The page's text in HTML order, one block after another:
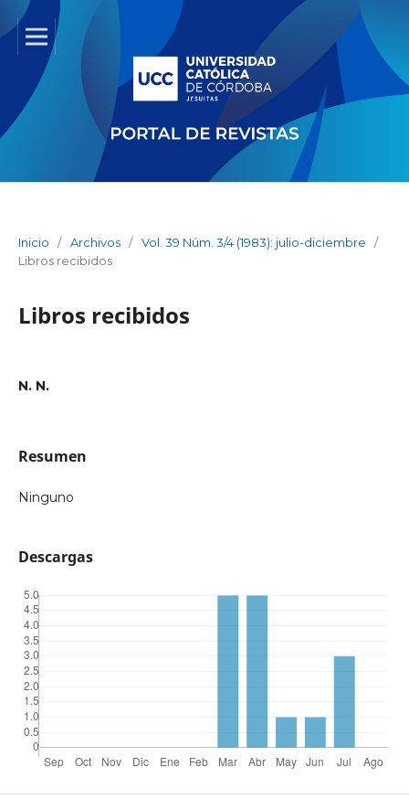
Inicio / Archivos / Vol. 39 Núm. 3/4 (1983): julio-diciembre
/
Libros recibidos
Libros recibidos
N. N.
Resumen
Ninguno
Descargas